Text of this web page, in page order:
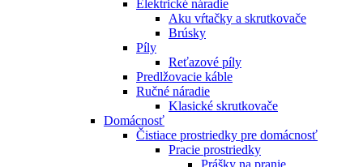
Elektrické náradie
Aku vŕtačky a skrutkovače
Brúsky
Píly
Reťazové píly
Predlžovacie káble
Ručné náradie
Klasické skrutkovače
Domácnosť
Čistiace prostriedky pre domácnosť
Pracie prostriedky
Prášky na pranie